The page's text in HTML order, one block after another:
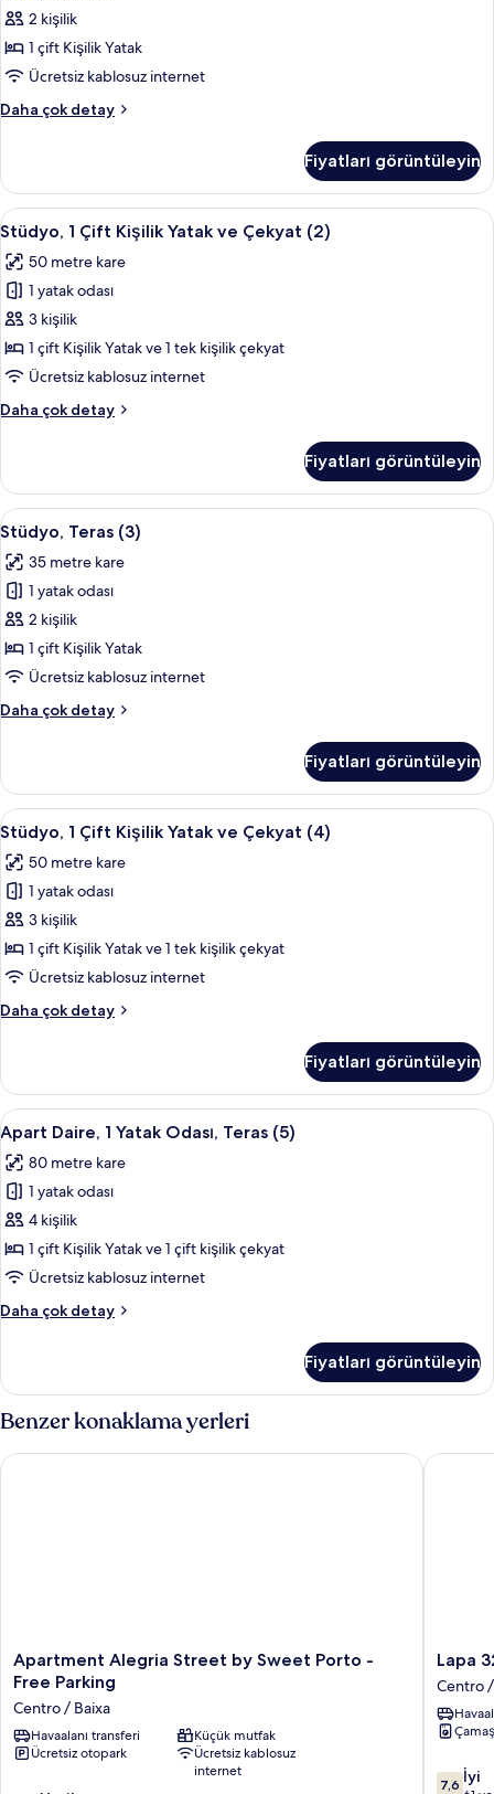
tüm
fotoğrafları
görün
2 kişilik
1 çift Kişilik Yatak
Ücretsiz kablosuz internet
Daha çok detay
Stüdyo,
daha
fazla
detay
Fiyatları görüntüleyin
Stüdyo,
1
Çift
Kişilik
Yatak
ve
Çekyat
için
görün
Stüdyo, 1 Çift Kişilik Yatak ve
19
Stüdyo, 1 Çift Kişilik Yatak ve Çekyat (2)
50 metre kare
1 yatak odası
3 kişilik
1 çift Kişilik Yatak ve 1 tek kişilik çekyat
Ücretsiz kablosuz internet
Daha çok detay
Stüdyo,
Yatak
ve
Çekyat
hakkında
daha
fazla
detay
Fiyatları görüntüleyin
Stüdyo,
Teras
(3)
için
tüm
fotoğrafları
görün
Stüdyo, Teras (3) | Oturma alanı |
19
Stüdyo, Teras (3)
35 metre kare
1 yatak odası
2 kişilik
1 çift Kişilik Yatak
Ücretsiz kablosuz internet
Daha çok detay
Stüdyo,
daha
fazla
detay
Fiyatları görüntüleyin
Stüdyo,
1
Çift
Kişilik
Yatak
ve
Çekyat
için
görün
Stüdyo, 1 Çift Kişilik Yatak ve Çekyat
20
Stüdyo, 1 Çift Kişilik Yatak ve Çekyat (4)
50 metre kare
1 yatak odası
3 kişilik
1 çift Kişilik Yatak ve 1 tek kişilik çekyat
Ücretsiz kablosuz internet
Daha çok detay
Stüdyo,
Yatak
ve
Çekyat
(4)
hakkında
daha
fazla
detay
Fiyatları görüntüleyin
Apart
Daire,
1
Yatak
Odası,
Teras
(5)
tüm
Apart Daire, 1 Yatak Odası, Teras (5) |
29
Apart Daire, 1 Yatak Odası, Teras (5)
80 metre kare
1 yatak odası
4 kişilik
1 çift Kişilik Yatak ve 1 çift kişilik çekyat
Ücretsiz kablosuz internet
Daha çok detay
Apart
Odası,
Teras
(5)
hakkında
daha
Fiyatları görüntüleyin
Benzer konaklama yerleri
Apartment
Alegria
by
Sweet
Porto
Apartment Alegria Street by Sweet Porto -
Free Parking
Centro / Baixa
Havaalanı transferi
Küçük mutfak
Ücretsiz otopark
Ücretsiz kablosuz
internet
Apartment Alegria Street by Sweet Porto - Free Parking
Lapa
32
Centro
/
Baixa
Lapa
Centro
10
7,6 İyi
Lapa 32